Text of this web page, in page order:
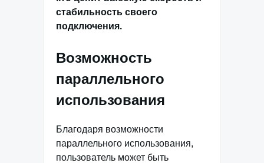
стабильность своего
подключения.
Возможность
параллельного
использования
Благодаря возможности
параллельного использования,
пользователь может быть